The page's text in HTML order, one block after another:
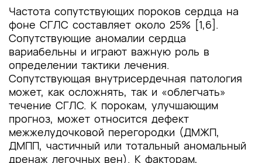
Частота сопутствующих пороков сердца на
фоне СГЛС составляет около 25% [1,6].
Сопутствующие аномалии сердца
вариабельны и играют важную роль в
определении тактики лечения.
Сопутствующая внутрисердечная патология
может, как осложнять, так и «облегчать»
течение СГЛС. К порокам, улучшающим
прогноз, может относится дефект
межжелудочковой перегородки (ДМЖП,
ДМПП, частичный или тотальный аномальный
дренаж легочных вен). К факторам,